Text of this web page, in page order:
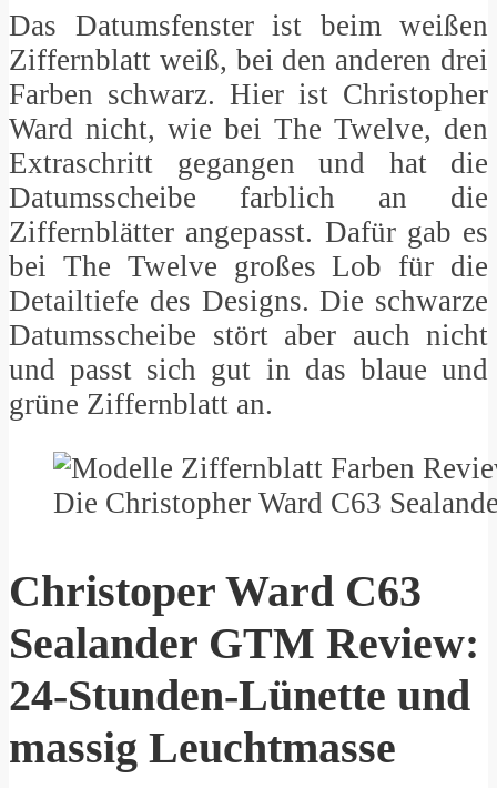
Das Datumsfenster ist beim weißen
Ziffernblatt weiß, bei den anderen drei
Farben schwarz. Hier ist Christopher
Ward nicht, wie bei The Twelve, den
Extraschritt gegangen und hat die
Datumsscheibe farblich an die
Ziffernblätter angepasst. Dafür gab es
bei The Twelve großes Lob für die
Detailtiefe des Designs. Die schwarze
Datumsscheibe stört aber auch nicht
und passt sich gut in das blaue und
grüne Ziffernblatt an.
Die Christopher Ward C63
Christoper Ward C63
Sealander GTM Review:
24-Stunden-Lünette und
massig Leuchtmasse